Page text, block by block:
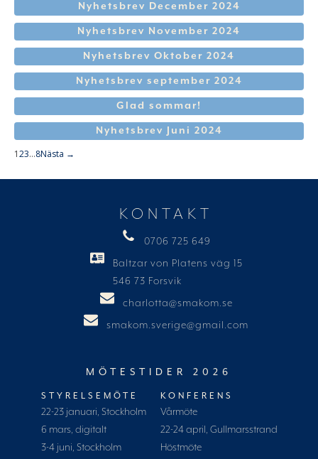
Nyhetsbrev December 2024
Nyhetsbrev November 2024
Nyhetsbrev Oktober 2024
Nyhetsbrev september 2024
Glad sommar!
Nyhetsbrev Juni 2024
123…8Nästa →
KONTAKT
0706 725 649
Baltzar von Platens väg 15
546 73 Forsvik
charlotta@smakom.se
smakom.sverige@gmail.com
MÖTESTIDER 2026
STYRELSEMÖTE
22-23 januari, Stockholm
6 mars, digitalt
3-4 juni, Stockholm
KONFERENS
Vårmöte
22-24 april, Gullmarsstrand
Höstmöte